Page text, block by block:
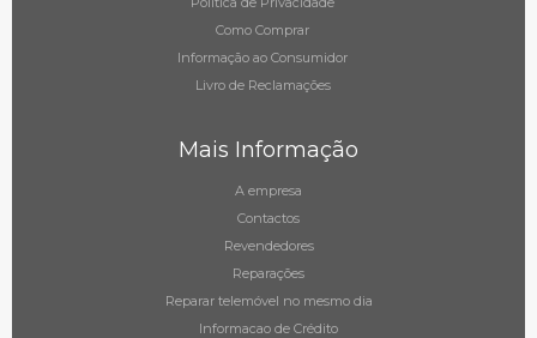
Como Comprar
Informação ao Consumidor
Livro de Reclamações
Mais Informação
A empresa
Contactos
Revendedores
Reparações
Reparar telemóvel no mesmo dia
Informacao de Crédito